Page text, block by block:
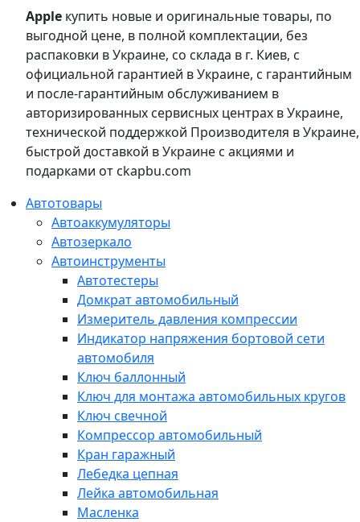
Apple купить новые и оригинальные товары, по
выгодной цене, в полной комплектации, без
распаковки в Украине, со склада в г. Киев, с
официальной гарантией в Украине, с гарантийным
и после-гарантийным обслуживанием в
авторизированных сервисных центрах в Украине,
технической поддержкой Производителя в Украине,
быстрой доставкой в Украине с акциями и
подарками от ckapbu.com
Автотовары
Автоаккумуляторы
Автозеркало
Автоинструменты
Автотестеры
Домкрат автомобильный
Измеритель давления компрессии
Индикатор напряжения бортовой сети
автомобиля
Ключ баллонный
Ключ для монтажа автомобильных кругов
Ключ свечной
Компрессор автомобильный
Кран гаражный
Лебедка цепная
Лейка автомобильная
Масленка